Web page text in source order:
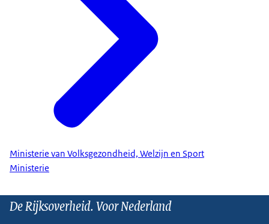
Ministerie van Volksgezondheid, Welzijn en Sport
Ministerie
De Rijksoverheid. Voor Nederland